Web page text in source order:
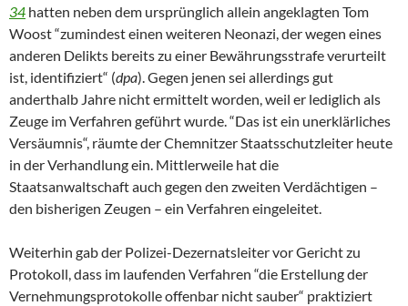
34 hatten neben dem ursprünglich allein angeklagten Tom
Woost “zumindest einen weiteren Neonazi, der wegen eines
anderen Delikts bereits zu einer Bewährungsstrafe verurteilt
ist, identifiziert“ (dpa). Gegen jenen sei allerdings gut
anderthalb Jahre nicht ermittelt worden, weil er lediglich als
Zeuge im Verfahren geführt wurde. “Das ist ein unerklärliches
Versäumnis“, räumte der Chemnitzer Staatsschutzleiter heute
in der Verhandlung ein. Mittlerweile hat die
Staatsanwaltschaft auch gegen den zweiten Verdächtigen –
den bisherigen Zeugen – ein Verfahren eingeleitet.
Weiterhin gab der Polizei-Dezernatsleiter vor Gericht zu
Protokoll, dass im laufenden Verfahren “die Erstellung der
Vernehmungsprotokolle offenbar nicht sauber“ praktiziert